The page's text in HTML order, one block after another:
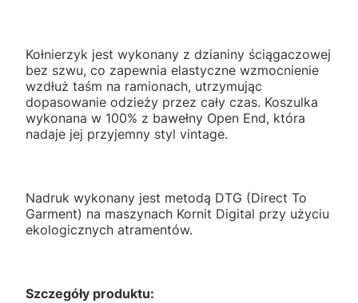
Kołnierzyk jest wykonany z dzianiny ściągaczowej
bez szwu, co zapewnia elastyczne wzmocnienie
wzdłuż taśm na ramionach, utrzymując
dopasowanie odzieży przez cały czas. Koszulka
wykonana w 100% z bawełny Open End, która
nadaje jej przyjemny styl vintage.
Nadruk wykonany jest metodą DTG (Direct To
Garment) na maszynach Kornit Digital przy użyciu
ekologicznych atramentów.
Szczegóły produktu: